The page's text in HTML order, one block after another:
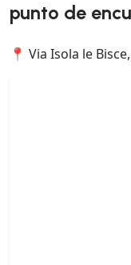
punto de
📍 Via Isola le